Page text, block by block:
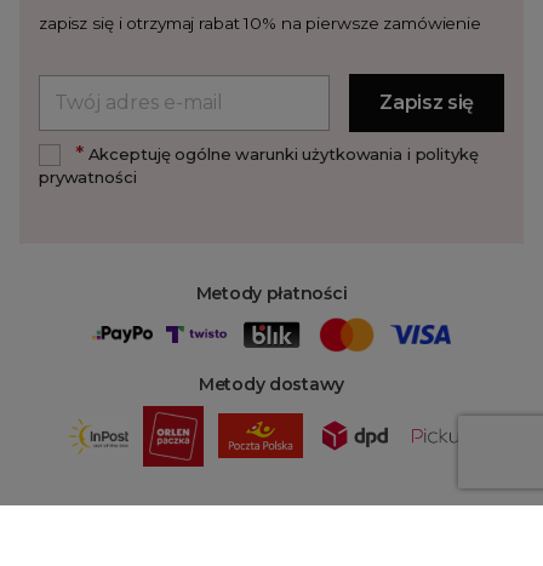
Metody płatności
Metody dostawy
zapisz się i otrzymaj rabat 10% na pierwsze zamówienie
*Akceptuję ogólne warunki użytkowania i politykę
prywatności